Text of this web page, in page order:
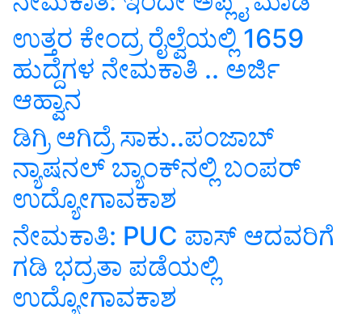
ಉತ್ತರ ಕೇಂದ್ರ ರೈಲ್ವೆಯಲ್ಲಿ 1659
ಹುದ್ದೆಗಳ ನೇಮಕಾತಿ .. ಅರ್ಜಿ
ಆಹ್ವಾನ
ಡಿಗ್ರಿ ಆಗಿದ್ರೆ ಸಾಕು..ಪಂಜಾಬ್‌
ನ್ಯಾಷನಲ್‌ ಬ್ಯಾಂಕ್‌ನಲ್ಲಿ ಬಂಪರ್‌
ಉದ್ಯೋಗಾವಕಾಶ
ನೇಮಕಾತಿ: PUC ಪಾಸ್‌ ಆದವರಿಗೆ
ಗಡಿ ಭದ್ರತಾ ಪಡೆಯಲ್ಲಿ
ಉದ್ಯೋಗಾವಕಾಶ